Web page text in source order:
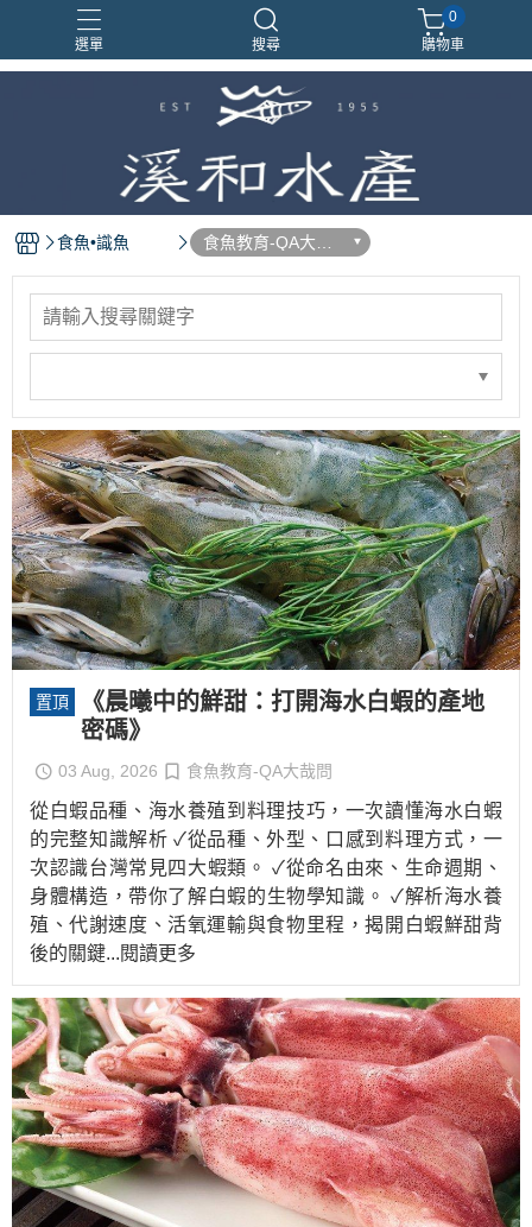
選單 搜尋
0
購物車
食魚•識魚
食魚教育-QA大哉
問
置頂
《晨曦中的鮮甜：打開海水白蝦的產地
密碼》
03 Aug, 2026 食魚教育-QA大哉問
從白蝦品種、海水養殖到料理技巧，一次讀懂海水白蝦
的完整知識解析 ✓從品種、外型、口感到料理方式，一
次認識台灣常見四大蝦類。 ✓從命名由來、生命週期、
身體構造，帶你了解白蝦的生物學知識。 ✓解析海水養
殖、代謝速度、活氧運輸與食物里程，揭開白蝦鮮甜背
後的關鍵...閱讀更多